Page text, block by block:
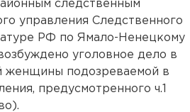
следственным
управления Следственного
РФ по Ямало-Ненецкому
уголовное дело в
женщины подозреваемой в
предусмотренного ч.1